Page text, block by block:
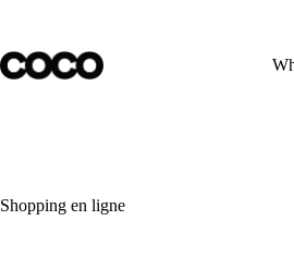
content
Shopping en ligne